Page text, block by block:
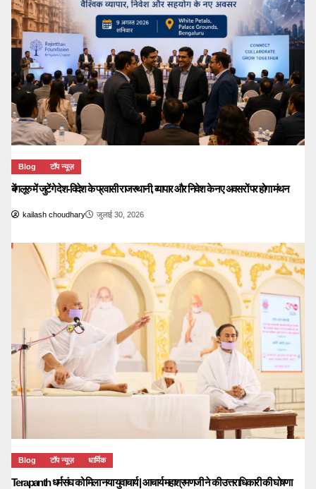
Blog टॉप न्यूज़
बेंगलूरु में जुटेंगे देश-विदेश के प्रवासी राजस्थानी, व्यापार और निवेश के नए अवसरों पर होगा मंथन
kailash choudhary जुलाई 30, 2026
Blog टॉप न्यूज़ धार्मिक
Terapanth धर्मसंघ को मिला नया युवाचार्य | आचार्य महाश्रमणजी ने की उत्तराधिकारी की घोषणा